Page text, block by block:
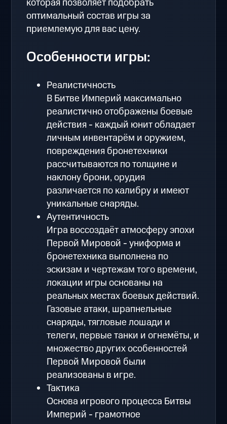
которая позволяет подобрать
оптимальный состав игры за
приемлемую для вас цену.
Особенности игры:
Реалистичность
В Битве Империй максимально
реалистично отображены боевые
действия - каждый юнит обладает
личным инвентарём и оружием,
повреждения бронетехники
рассчитываются по толщине и
наклону брони, орудия
различается по калибру и имеют
уникальные снаряды.
Аутентичность
Игра воссоздаёт атмосферу эпохи
Первой Мировой - униформа и
бронетехника выполнена по
эскизам и чертежам того времени,
локации игры основаны на
реальных местах боевых действий.
Газовые атаки, шрапнельные
снаряды, тягловые лошади и
телеги, первые танки и огнемёты, и
множество других особенностей
Первой Мировой были
реализованы в игре.
Тактика
Основа игрового процесса Битвы
Империй - грамотное